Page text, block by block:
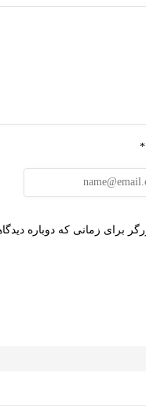
برای زمانی که دوباره